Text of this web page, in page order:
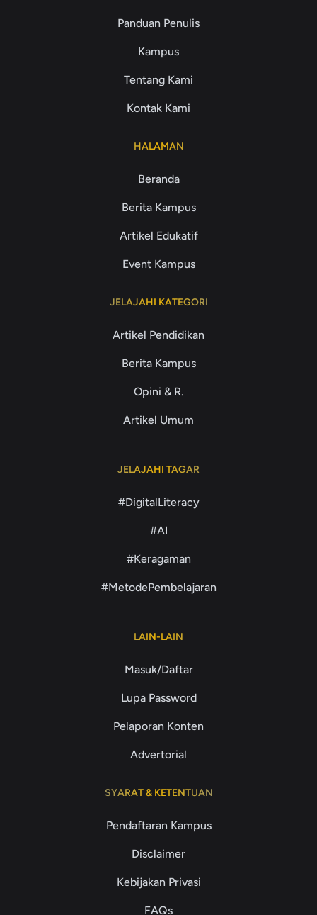
Panduan Penulis
Kampus
Tentang Kami
Kontak Kami
HALAMAN
Beranda
Berita Kampus
Artikel Edukatif
Event Kampus
JELAJAHI KATEGORI
Artikel Pendidikan
Berita Kampus
Opini & R.
Artikel Umum
JELAJAHI TAGAR
#DigitalLiteracy
#AI
#Keragaman
#MetodePembelajaran
LAIN-LAIN
Masuk/Daftar
Lupa Password
Pelaporan Konten
Advertorial
SYARAT & KETENTUAN
Pendaftaran Kampus
Disclaimer
Kebijakan Privasi
FAQs